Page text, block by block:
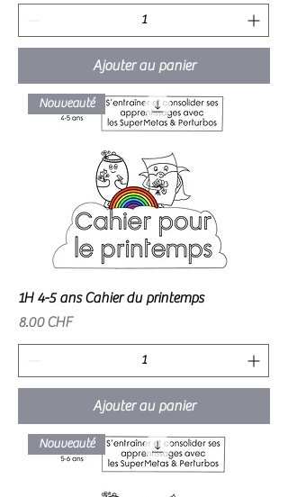
Ajouter au panier
Nouveauté
1H 4-5 ans Cahier du printemps
Prix
8.00 CHF
Ajouter au panier
Nouveauté